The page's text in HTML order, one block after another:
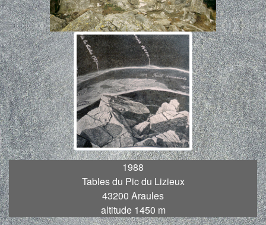
1988
Tables du Pic du Lizieux
43200 Araules
altitude 1450 m